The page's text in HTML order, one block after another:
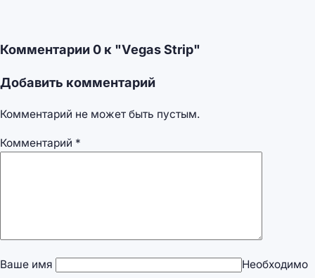
Комментарии 0 к "Vegas Strip"
Добавить комментарий
Комментарий не может быть пустым.
Комментарий *
Ваше имя
Необходимо